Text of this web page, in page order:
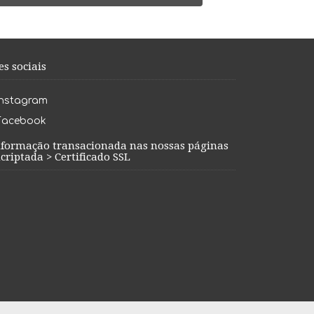
sociais
transacionada nas nossas páginas
> Certificado SSL